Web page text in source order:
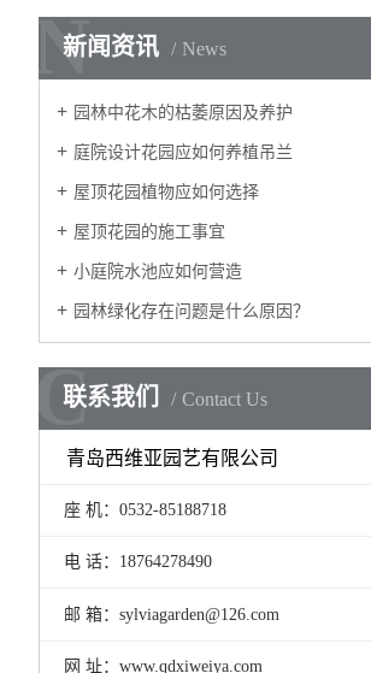
新闻资讯 News
N
园林中花木的枯萎原因及养护
庭院设计花园应如何养植吊兰
屋顶花园植物应如何选择
屋顶花园的施工事宜
小庭院水池应如何营造
园林绿化存在问题是什么原因？
联系我们 Contact Us
C
青岛西维亚园艺有限公司
座 机：0532-85188718
电 话：18764278490
邮 箱：sylviagarden@126.com
网 址：www.qdxiweiya.com